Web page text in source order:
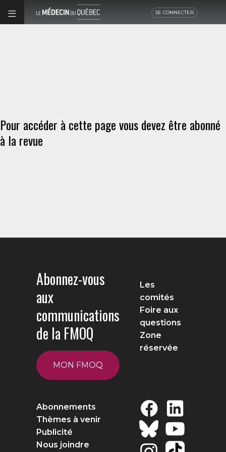
SE CONNECTER
Pour accéder à cette page vous devez être abonné
à la revue
Abonnez-vous
aux
communications
de la FMOQ
MON FMOQ
Les
comités
Foire aux
questions
Zone
réservée
Abonnements
Thèmes à venir
Publicité
Nous joindre